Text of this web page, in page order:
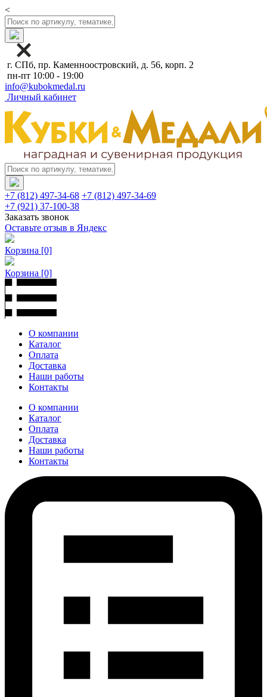
<
г. СПб, пр. Каменноостровский, д. 56, корп. 2
пн-пт 10:00 - 19:00
info@kubokmedal.ru
Личный кабинет
+7 (812) 497-34-68 +7 (812) 497-34-69
+7 (921) 37-100-38
Заказать звонок
Оставьте отзыв в Яндекс
Корзина [0]
Корзина [0]
О компании
Каталог
Оплата
Доставка
Наши работы
Контакты
О компании
Каталог
Оплата
Доставка
Наши работы
Контакты